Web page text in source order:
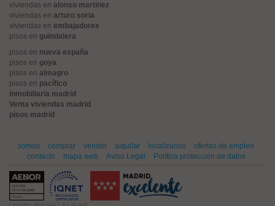
viviendas en alonso martinez
viviendas en arturo soria
viviendas en embajadores
pisos en guindalera
pisos en nueva españa
pisos en goya
pisos en almagro
pisos en pacífico
inmobiliaria madrid
Venta viviendas madrid
pisos madrid
somos comprar vender alquilar localízanos
ofertas de empleo
contacto
mapa web Aviso Legal Política protección de datos
canales vivienda2 en la red